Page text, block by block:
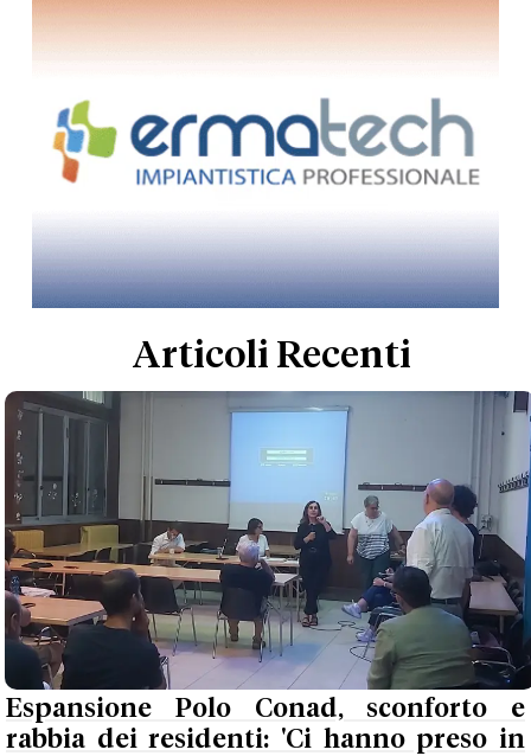
Articoli Recenti
Espansione Polo Conad, sconforto e
rabbia dei residenti: 'Ci hanno preso in